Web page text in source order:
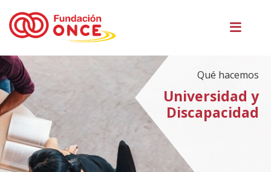
principal
Qué hacemos
Universidad y
Discapacidad